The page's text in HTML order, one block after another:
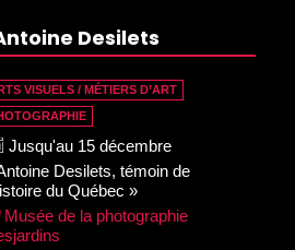
Desilets
VISUELS / MÉTIERS D’ART
Jusqu'au 15 décembre
Desilets, témoin de
du Québec »
Musée de la photographie